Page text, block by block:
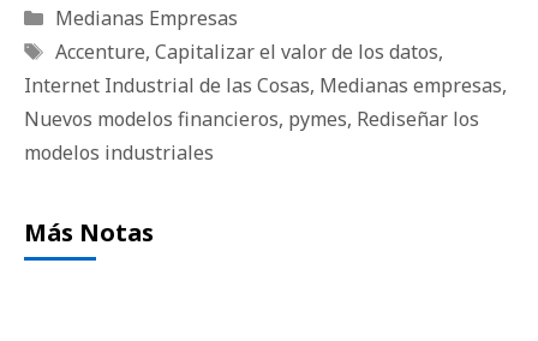
Categorías
Medianas Empresas
Etiquetas
Accenture, Capitalizar el valor de los datos,
Internet Industrial de las Cosas, Medianas empresas,
Nuevos modelos financieros, pymes, Rediseñar los
modelos industriales
Más Notas